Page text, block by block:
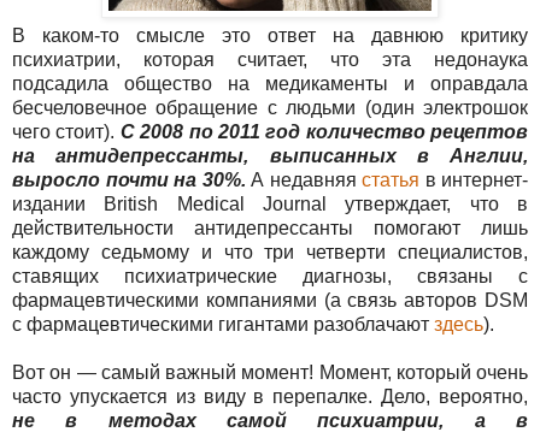
В каком-то смысле это ответ на давнюю критику
психиатрии, которая считает, что эта недонаука
подсадила общество на медикаменты и оправдала
бесчеловечное обращение с людьми (один электрошок
чего стоит). С 2008 по 2011 год количество рецептов
на антидепрессанты, выписанных в Англии,
выросло почти на 30%. А недавняя статья в интернет-
издании British Medical Journal утверждает, что в
действительности антидепрессанты помогают лишь
каждому седьмому и что три четверти специалистов,
ставящих психиатрические диагнозы, связаны с
фармацевтическими компаниями (а связь авторов DSM
с фармацевтическими гигантами разоблачают здесь).
Вот он — самый важный момент! Момент, который очень
часто упускается из виду в перепалке. Дело, вероятно,
не в методах самой психиатрии, а в